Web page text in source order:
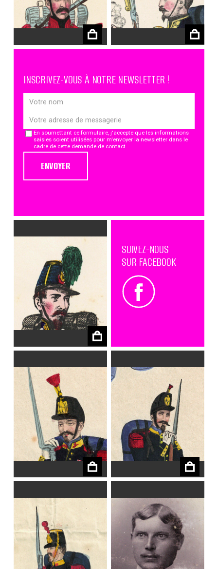
€ €
INSCRIVEZ-VOUS À NOTRE NEWSLETTER !
En soumettant ce formulaire, j'accepte que les informations
saisies soient utilisées pour m'envoyer la newsletter dans le
cadre de cette demande de contact.
ENVOYER
€
SUIVEZ-NOUS
SUR FACEBOOK
€ €